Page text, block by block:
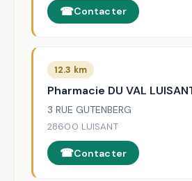
Contacter
12.3 km
Pharmacie DU VAL
3 RUE GUTENBERG
28600 LUISANT
Contacter